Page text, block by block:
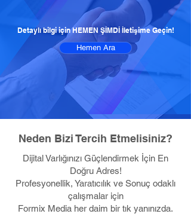
Hemen Ara
Detaylı bilgi için HEMEN ŞİMDİ İletişime Geçin!
Neden Bizi Tercih Etmelisiniz?
Dijital Varlığınızı Güçlendirmek İçin En
Doğru Adres!
Profesyonellik, Yaratıcılık ve Sonuç odaklı
çalışmalar için
Formix Media her daim bir tık yanınızda.